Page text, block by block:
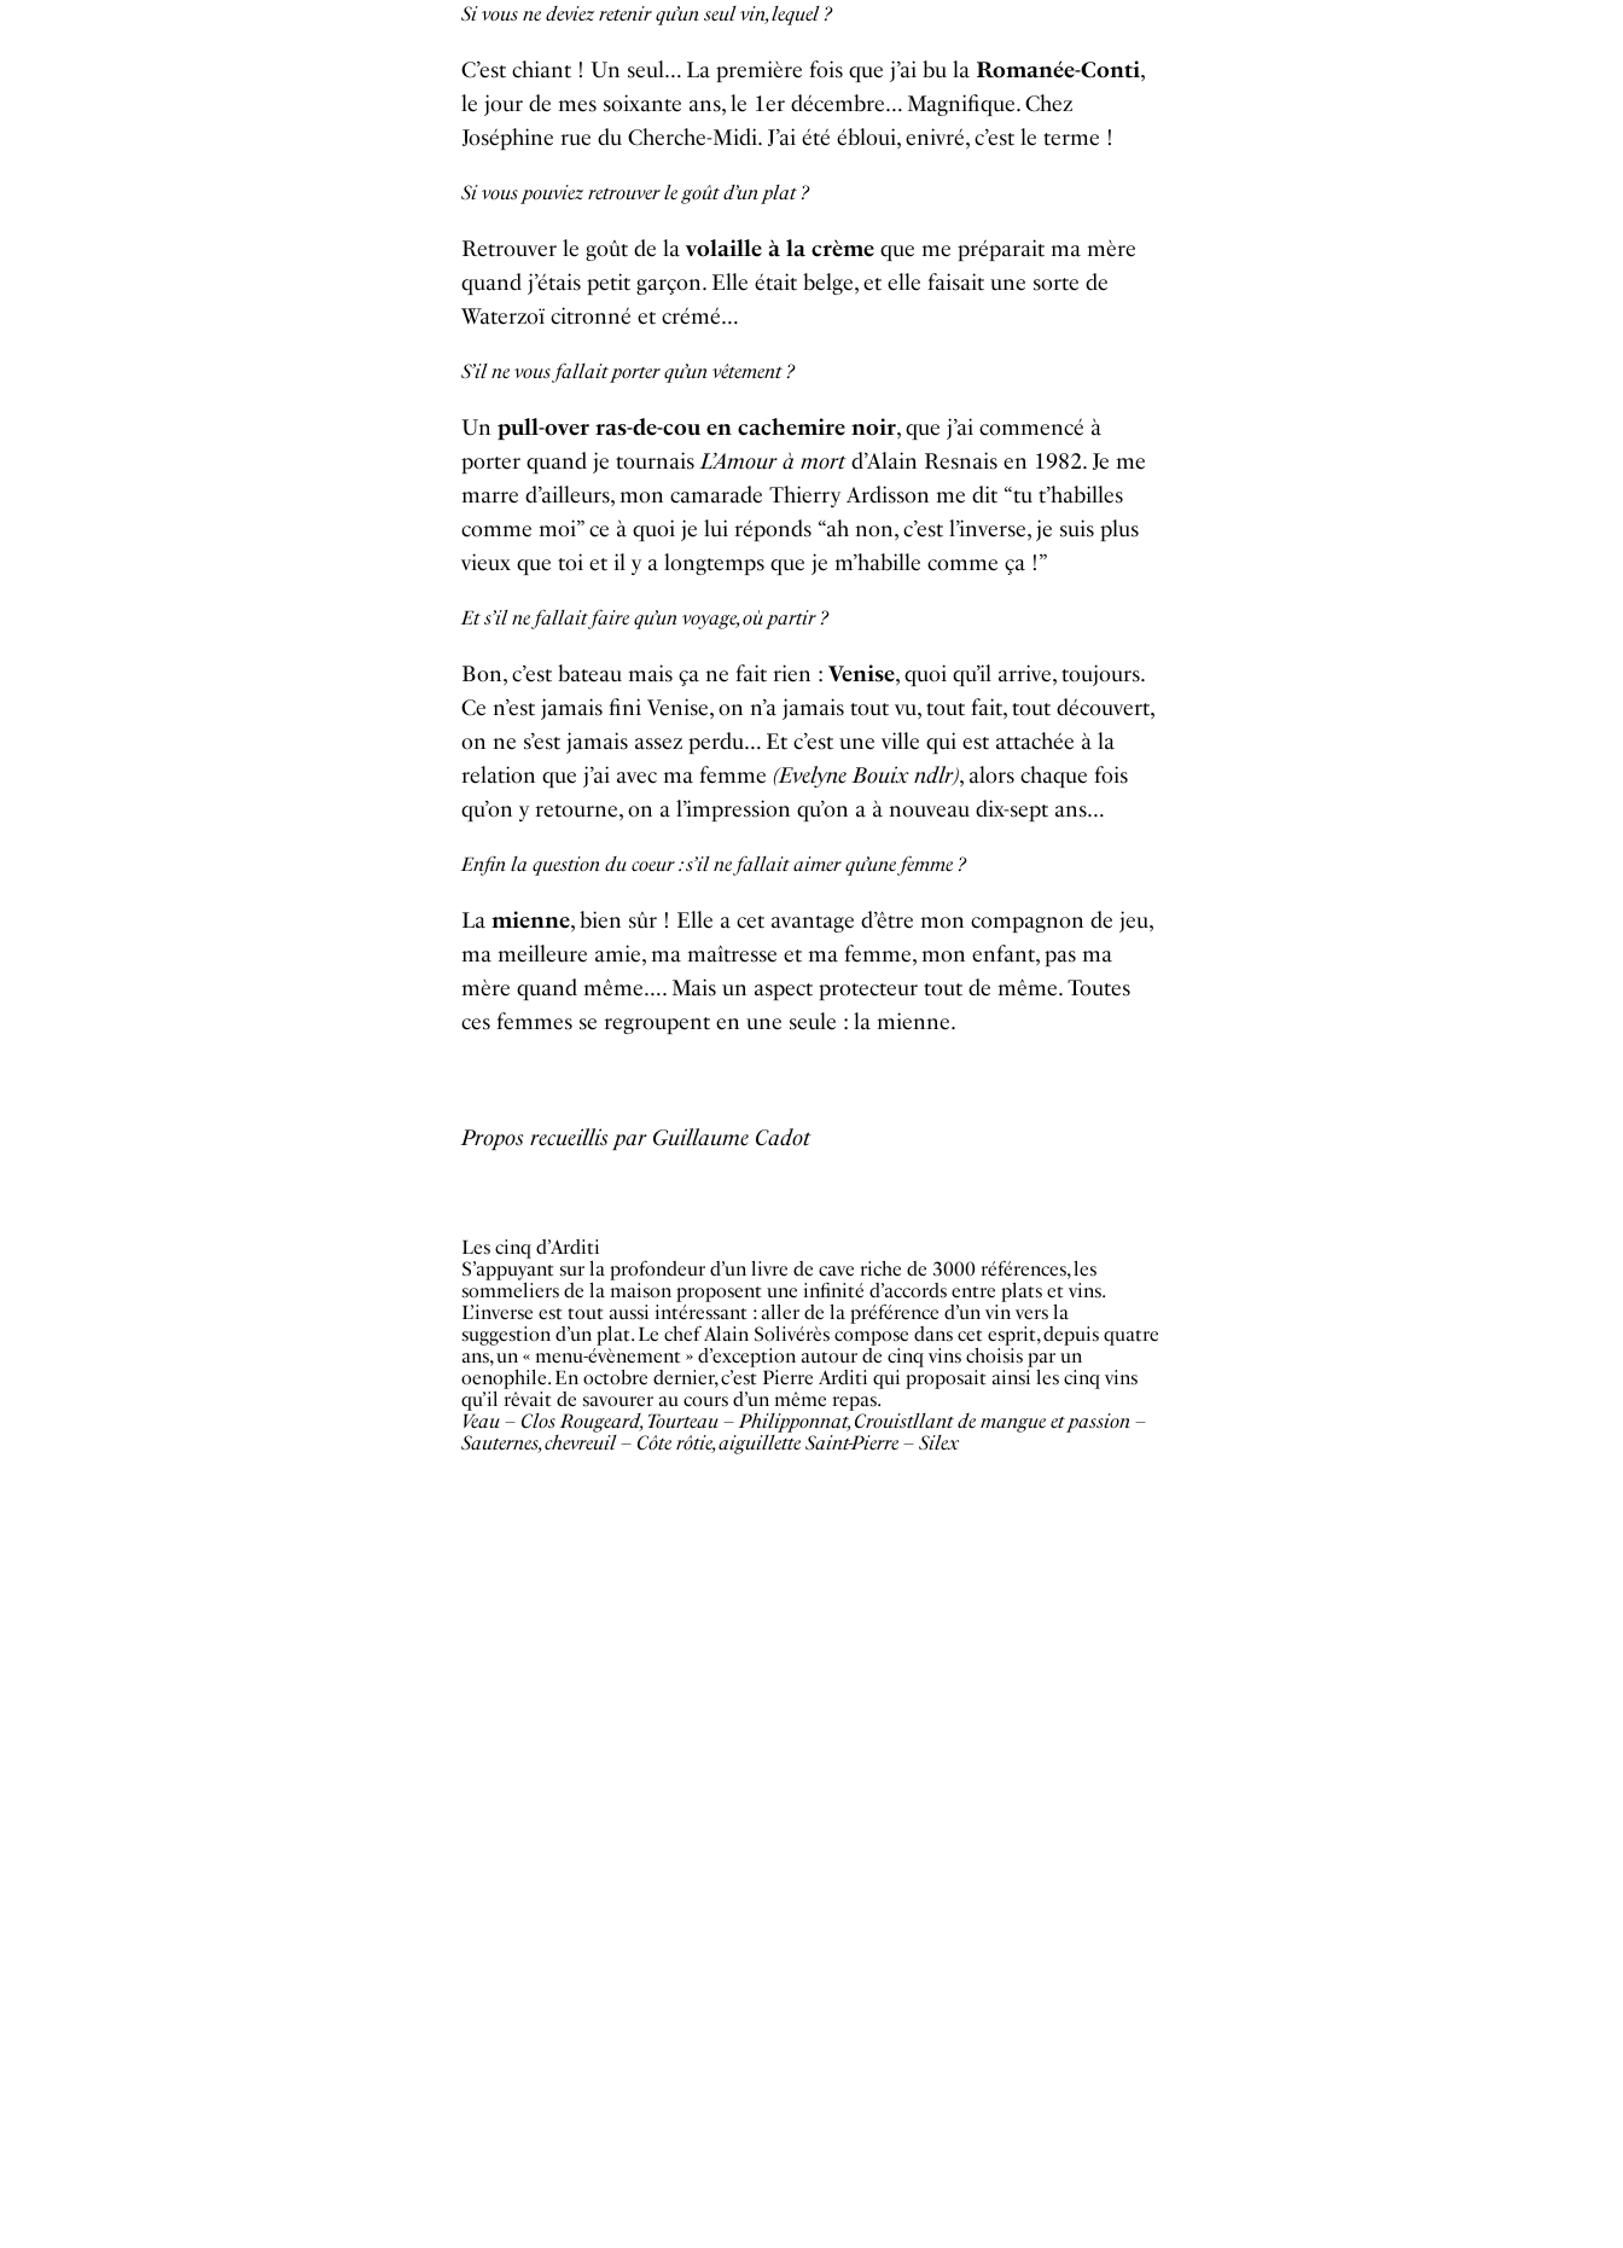
Si vous ne deviez retenir qu’un seul vin, lequel ?
C’est chiant ! Un seul… La première fois que j’ai bu la Romanée-Conti,
le jour de mes soixante ans, le 1er décembre… Magnifique. Chez
Joséphine rue du Cherche-Midi. J’ai été ébloui, enivré, c’est le terme !
Si vous pouviez retrouver le goût d’un plat ?
Retrouver le goût de lavolaille à la crème que me préparait ma mère
quand j’étais petit garçon. Elle était belge, et elle faisait une sorte de
Waterzoï citronné et crémé…
S’il ne vous fallait porter qu’un vêtement ?
Un pull-over ras-de-cou en cachemire noir, que j’ai commencé à
porter quand je tournaisL’Amour à mortd’Alain Resnais en 1982. Je me
marre d’ailleurs, mon camarade Thierry Ardisson me dit “tu t’habilles
comme moi” ce à quoi je lui réponds “ah non, c’est l’inverse, je suis plus
vieux que toi et il y a longtemps que je m’habille comme ça !”
Et s’il ne fallait faire qu’un voyage, où partir ?
Bon, c’est bateau mais ça ne fait rien : Venise, quoi qu’il arrive, toujours.
Ce n’est jamais fini Venise, on n’a jamais tout vu, tout fait, tout découvert,
on ne s’est jamais assez perdu… Et c’est une ville qui est attachée à la
relation que j’ai avec ma femme (Evelyne Bouix ndlr), alors chaque fois
qu’on y retourne, on a l’impression qu’on a à nouveau dix-sept ans…
Enfin la question du coeur : s’il ne fallait aimer qu’une femme ?
La mienne, bien sûr ! Elle a cet avantage d’être mon compagnon de jeu,
ma meilleure amie, ma maîtresse et ma femme, mon enfant, pas ma
mère quand même…. Mais un aspect protecteur tout de même. Toutes
ces femmes se regroupent en une seule : la mienne.
Propos recueillis par Guillaume Cadot
Les cinq d’Arditi
S’appuyant sur la profondeur d’un livre de cave riche de 3000 références, les
sommeliers de la maison proposent une infinité d’accords entre plats et vins.
L’inverse est tout aussi intéressant : aller de la préférence d’un vin vers la
suggestion d’un plat. Le chef Alain Solivérès compose dans cet esprit, depuis quatre
ans, un « menu-évènement » d’exception autour de cinq vins choisis par un
oenophile. En octobre dernier, c’est Pierre Arditi qui proposait ainsi les cinq vins
qu’il rêvait de savourer au cours d’un même repas.
Veau – Clos Rougeard, Tourteau – Philipponnat, Crouistllant de mangue et passion –
Sauternes, chevreuil – Côte rôtie, aiguillette Saint-Pierre – Silex